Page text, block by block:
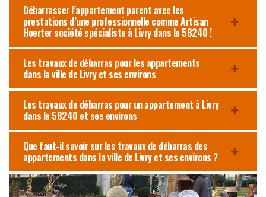
Débarrasser l’appartement parent avec les
prestations d’une professionnelle comme Artisan
Hoerter société spécialiste à Livry dans le 58240 !
Les travaux de débarras pour les appartements
dans la ville de Livry et ses environs
Les travaux de débarras pour un appartement à Livry
dans le 58240 et ses environs
Que faut-il savoir sur les travaux de débarras des
appartements dans la ville de Livry et ses environs ?